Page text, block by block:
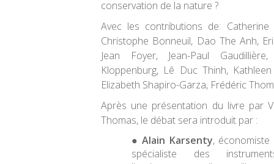
conservation de la nature ?
Avec les contributions de: Catherine
Christophe Bonneuil, Dao The Anh,
Jean Foyer, Jean-Paul
Kloppenburg, Lê Duc Thinh,
Elizabeth Shapiro-Garza, Frédéric
Après une présentation du livre par
Thomas, le débat sera introduit par :
Alain Karsenty, économiste
spécialiste des